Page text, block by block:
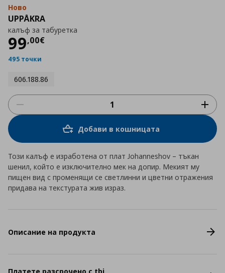
Ново
UPPÅKRA
калъф за табуретка
99,00€
Цена
495 точки
606.188.86
Добави в кошницата
Този калъф е изработена от плат Johanneshov – тъкан
шенил, който е изключително мек на допир. Мекият му
пищен вид с променящи се светлинни и цветни отражения
придава на текстурата жив израз.
Описание на продукта